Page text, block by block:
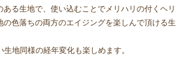
ある生地で、使い込むことでメリハリの付くヘリ
の色落ちの両方のエイジングを楽しんで頂ける生
地同様の経年変化も楽しめます。